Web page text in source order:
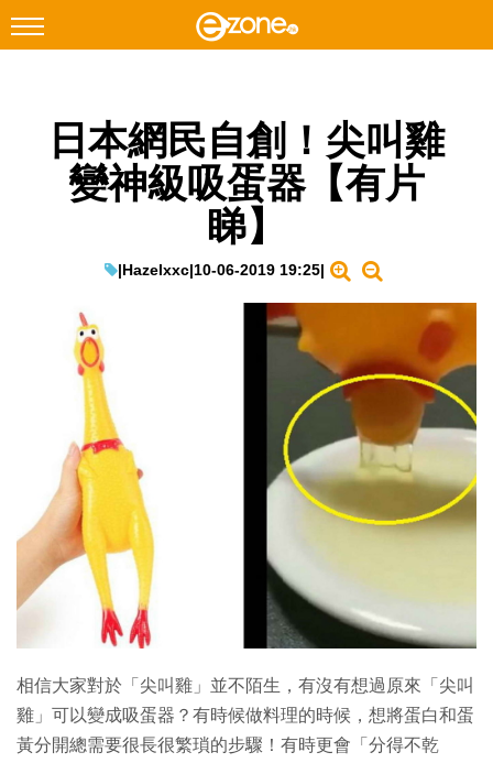
Facebook Instagram
科技焦點
EduTech
生成式AI與雲端應用
Enterprise Digital Transformation
特集
日本網民自創！尖叫雞
變神級吸蛋器【有片
睇】
|Hazelxxc|10-06-2019 19:25|
相信大家對於「尖叫雞」並不陌生，有沒有想過原來「尖叫
雞」可以變成吸蛋器？有時候做料理的時候，想將蛋白和蛋
黃分開總需要很長很繁瑣的步驟！有時更會「分得不乾